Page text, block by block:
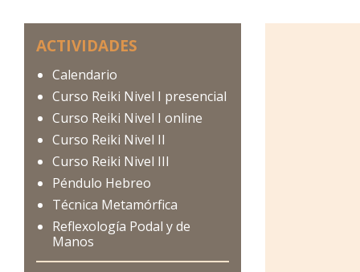
ACTIVIDADES
Calendario
Curso Reiki Nivel I presencial
Curso Reiki Nivel I online
Curso Reiki Nivel II
Curso Reiki Nivel III
Péndulo Hebreo
Técnica Metamórfica
Reflexología Podal y de
Manos